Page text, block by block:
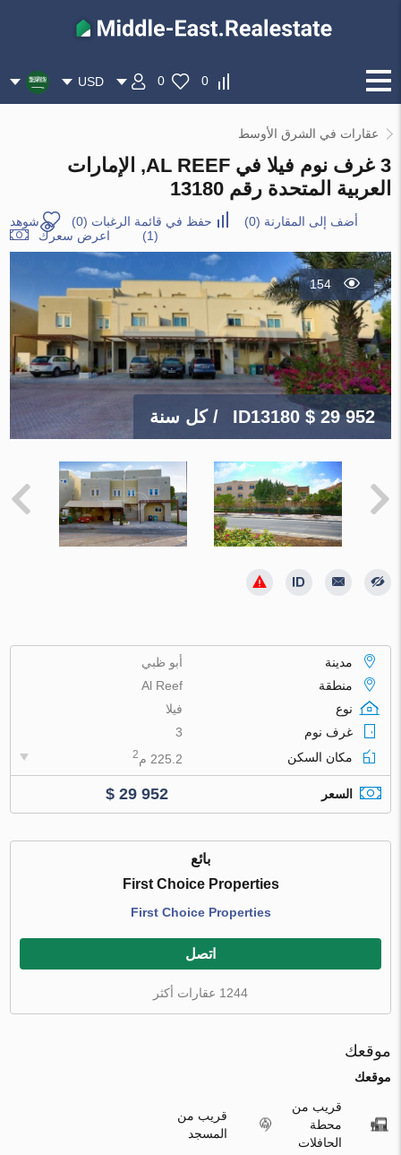
0
0
USD
عقارات في الشرق الأوسط
3 غرف نوم فيلا في AL REEF, الإمارات
العربية المتحدة رقم 13180
أضف إلى المقارنة (
0
) حفظ في قائمة الرغبات (
0
)
شوهد
(1)
اعرض سعرك
154
ID13180$ 29 952 / كل سنة
مدينة
أبو ظبي
منطقة
Al Reef
نوع
فيلا
غرف نوم
3
مكان السكن
225.2 م 2
السعر $ 29 952
بائع
First Choice Properties
First Choice Properties
اتصل
1244 عقارات أكثر
موقعك
موقعك
قريب من
محطة
الحافلات
قريب من
المسجد